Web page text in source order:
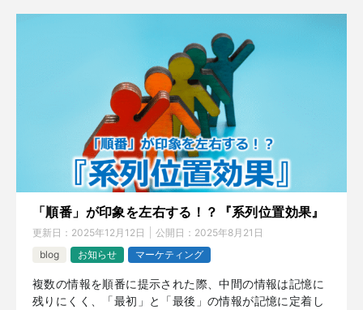
「順番」が印象を左右する！？『系列位置効果』
更新日： 2025年12月12日 公開日： 2025年8月21日
blog
お知らせ マーケティング
複数の情報を順番に提示された際、中間の情報は記憶に
残りにくく、「最初」と「最後」の情報が記憶に定着し